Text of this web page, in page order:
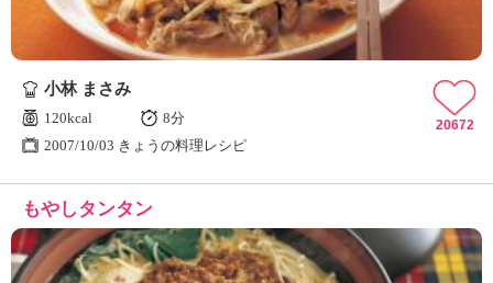
小林 まさみ
120kcal
8分
2007/10/03 きょうの料理レシピ
20672
もやしタンタン